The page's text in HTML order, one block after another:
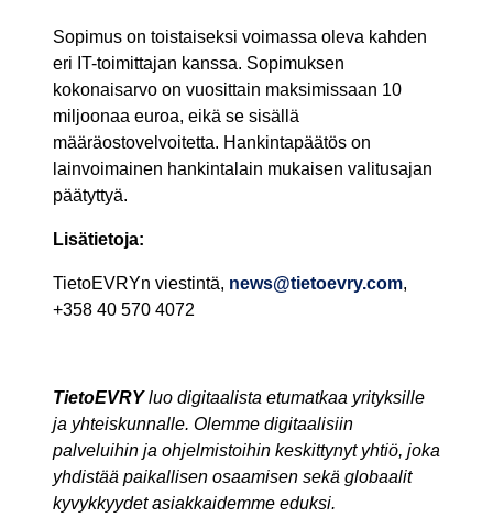
Sopimus on toistaiseksi voimassa oleva kahden
eri IT-toimittajan kanssa. Sopimuksen
kokonaisarvo on vuosittain maksimissaan 10
miljoonaa euroa, eikä se sisällä
määräostovelvoitetta. Hankintapäätös on
lainvoimainen hankintalain mukaisen valitusajan
päätyttyä.
Lisätietoja:
TietoEVRYn viestintä, news@tietoevry.com,
+358 40 570 4072
TietoEVRYluo digitaalista etumatkaa yrityksille
ja yhteiskunnalle. Olemme digitaalisiin
palveluihin ja ohjelmistoihin keskittynyt yhtiö, joka
yhdistää paikallisen osaamisen sekä globaalit
kyvykkyydet asiakkaidemme eduksi.